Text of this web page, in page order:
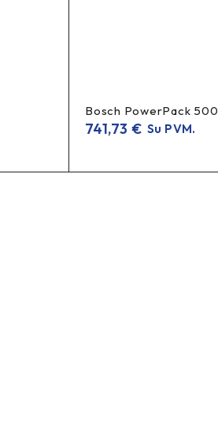
Bosch PowerPack 500
741,73 € Su PVM.